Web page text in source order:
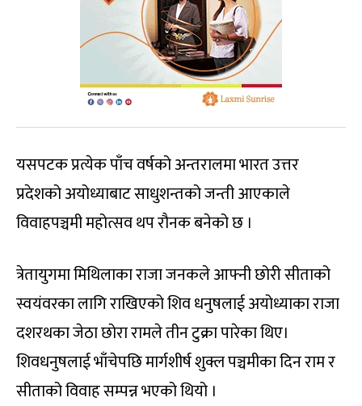
यसपटक प्रत्येक पाँच वर्षको अन्तरालमा भारत उत्तर
प्रदेशको अयोध्याबाट साधुशन्तको जन्ती आएकाले
विवाहपञ्चमी महोत्सव थप रौनक बनेको छ ।
त्रेतायुगमा मिथिलाका राजा जनकले आफ्नी छोरी सीताको
स्वयंवरका लागि राखिएको शिव धनुषलाई अयोध्याका राजा
दशरथका जेठा छोरा रामले तीन टुक्रा पारेका थिए।
शिवधनुषलाई भाँचेपछि मार्गशीर्ष शुक्ल पञ्चमीका दिन राम र
सीताको विवाह सम्पन्न भएको थियो ।